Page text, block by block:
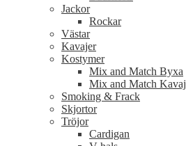
Jackor
Rockar
Västar
Kavajer
Kostymer
Mix and Match Byxa
Mix and Match Kavaj
Smoking & Frack
Skjortor
Tröjor
Cardigan